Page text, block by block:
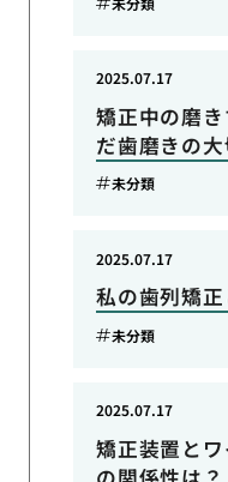
矯正中の磨
だ歯磨きの
2025.07.17
未分類
私の歯列矯
2025.07.17
未分類
矯正装置と
2025.07.17